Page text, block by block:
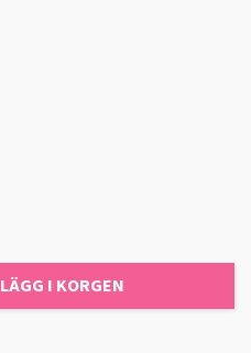
LÄGG I KORGEN